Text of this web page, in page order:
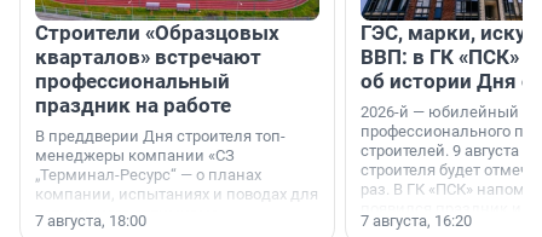
Строители «Образцовых
кварталов» встречают
профессиональный
праздник на работе
В преддверии Дня строителя топ-
менеджеры компании «СЗ
„Терминал-Ресурс“ — о планах
компании, испытаниях и поводах для
осторожного оптимизма.
7 августа, 18:00
ГЭС, марки,
ВВП: в ГК «ПСК»
об истории Дня
2026-й — юбилейный
профессионального
строителей. 9 августа
строителя будет
раз. В ГК «ПСК»
поменялась роль
7 августа, 16:20